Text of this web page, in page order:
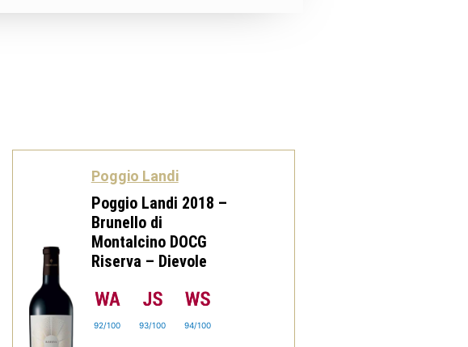
Poggio Landi
Poggio Landi 2018 –
Brunello di
Montalcino DOCG
Riserva – Dievole
92/100 93/100 94/100